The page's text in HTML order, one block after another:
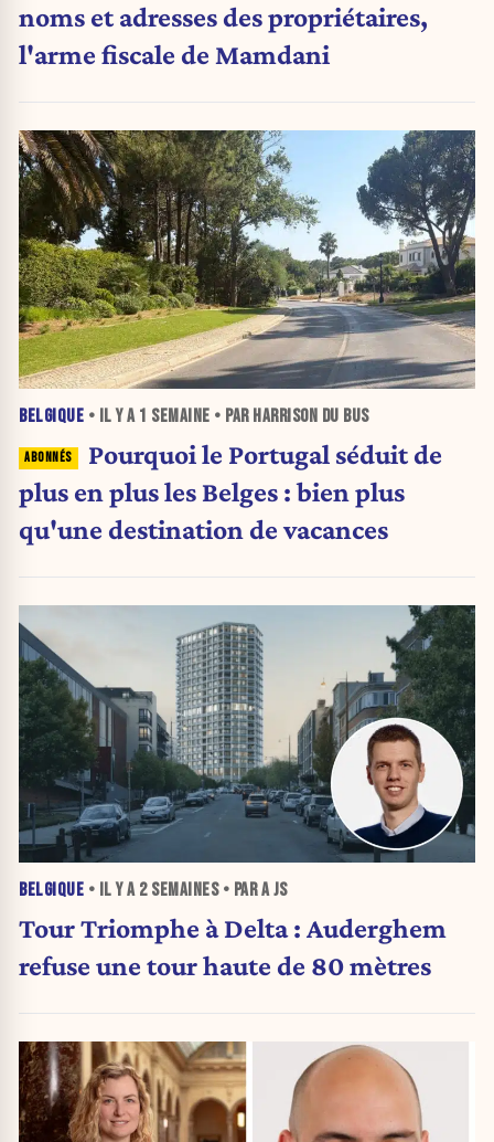
noms et adresses des propriétaires,
l'arme fiscale de Mamdani
BELGIQUE • IL Y A 1 SEMAINE • PAR HARRISON DU BUS
Pourquoi le Portugal séduit de
plus en plus les Belges : bien plus
qu'une destination de vacances
BELGIQUE • IL Y A 2 SEMAINES• PAR A JS
Tour Triomphe à Delta : Auderghem
refuse une tour haute de 80 mètres